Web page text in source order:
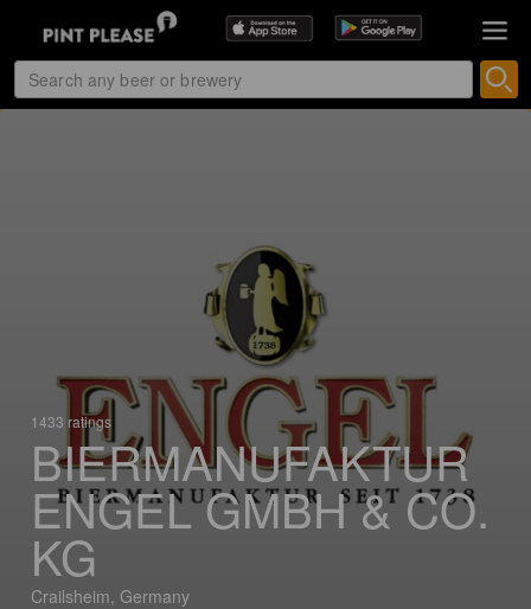
1433 ratings
BIERMANUFAKTUR
ENGEL GMBH & CO.
KG
Crailsheim, Germany